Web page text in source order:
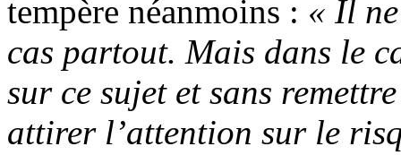
tempère néanmoins : « Il
cas partout. Mais dans le
sur ce sujet et sans
attirer l’attention sur le